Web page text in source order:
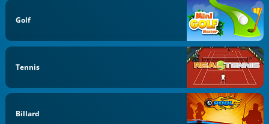
Golf
Tennis
Billard